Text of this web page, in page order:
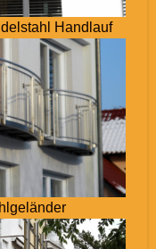
Handlauf